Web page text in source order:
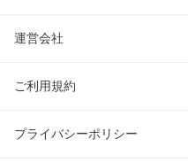
運営会社
ご利用規約
プライバシーポリシー